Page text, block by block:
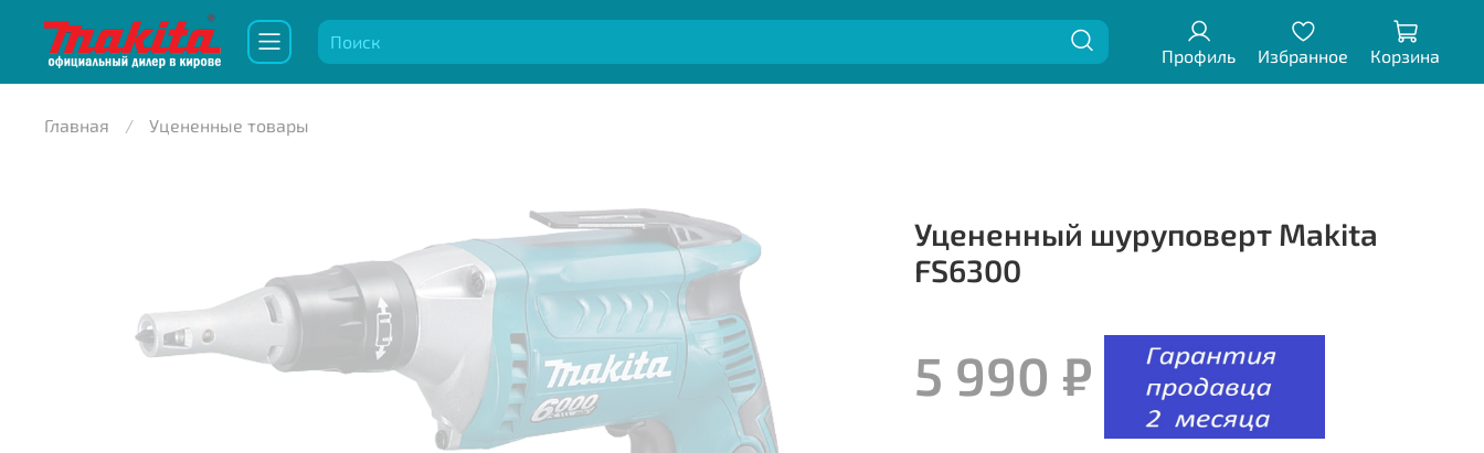
Профиль Избранное Корзина
Главная Уцененные товары
Уцененный шуруповерт Makita
FS6300
5 990 ₽